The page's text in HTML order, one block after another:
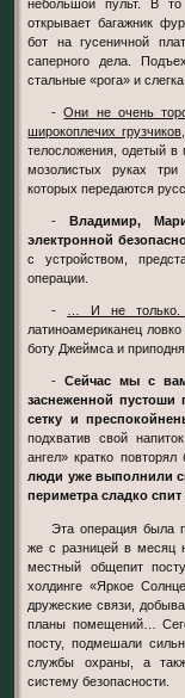
небольшой пульт. В
открывает багажник
бот на гусеничной
саперного дела.
стальные «рога» и
-Они не очень
широкоплечих грузчиков,
телосложения, одетый в
мозолистых руках три
которых передаются
Владимир,
электронной
с устройством,
операции.
… И не
латиноамериканец
боту Джеймса и
-Сейчас мы с
заснеженной
сетку и
подхватив свой
ангел» кратко
люди уже выполнили
периметра сладко спит
Эта операция была подготовлена «Вспышкой» полгода назад: тогда
же с разницей в месяц
местный общепит
холдинге «Яркое
дружеские связи,
планы помещений…
посту, подмешали
службы охраны, а
систему безопасности.